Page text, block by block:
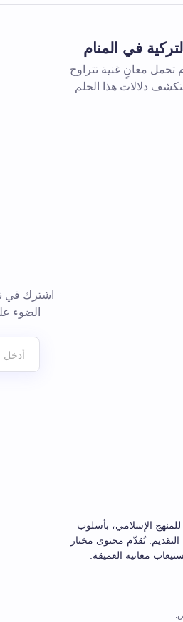
في المنام
تحمل معانٍ غنية تتراوح
دلالات هذا الحلم
اشترك في
الضوء
الإسلامي، بأسلوب
نُقدّم محتوى مختار
معانيه العميقة.